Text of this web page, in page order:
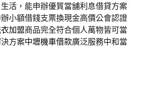
活，能申辦優質當舖利息借貸方案
小額借錢支票換現金高價公會認證
加盟商品完全符合個人萬物皆可當
方案中壢機車借款廣泛服務中和當